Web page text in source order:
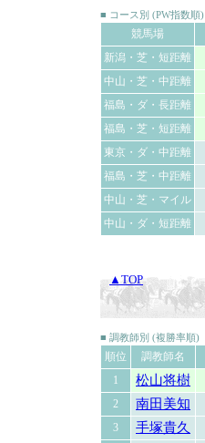
■ コース別 (PW指数順)
競馬場
新潟・芝・短距離
中山・芝・中距離
福島・ダ・長距離
福島・芝・短距離
東京・ダ・中距離
福島・芝・中距離
中山・芝・マイル
中山・ダ・短距離
▲TOP
■ 調教師別 (複勝率順)
順位 調教師名
1
松山将樹
2 南田美知
3 手塚貴久